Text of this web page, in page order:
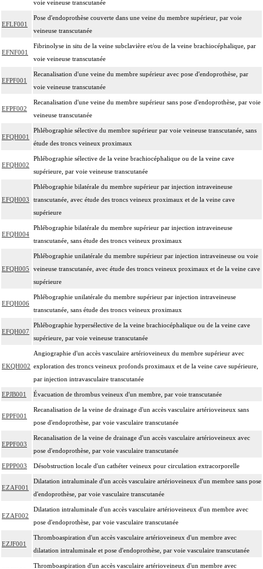
voie veineuse transcutanée
EFLF001
Pose d'endoprothèse couverte dans une veine du membre supérieur, par voie
veineuse transcutanée
EFNF001
Fibrinolyse in situ de la veine subclavière et/ou de la veine brachiocéphalique, par
voie veineuse transcutanée
EFPF001
Recanalisation d'une veine du membre supérieur avec pose d'endoprothèse, par
voie veineuse transcutanée
EFPF002
Recanalisation d'une veine du membre supérieur sans pose d'endoprothèse, par voie
veineuse transcutanée
EFQH001
Phlébographie sélective du membre supérieur par voie veineuse transcutanée, sans
étude des troncs veineux proximaux
EFQH002
Phlébographie sélective de la veine brachiocéphalique ou de la veine cave
supérieure, par voie veineuse transcutanée
EFQH003
Phlébographie bilatérale du membre supérieur par injection intraveineuse
transcutanée, avec étude des troncs veineux proximaux et de la veine cave
supérieure
EFQH004
Phlébographie bilatérale du membre supérieur par injection intraveineuse
transcutanée, sans étude des troncs veineux proximaux
EFQH005
Phlébographie unilatérale du membre supérieur par injection intraveineuse ou voie
veineuse transcutanée, avec étude des troncs veineux proximaux et de la veine cave
supérieure
EFQH006
Phlébographie unilatérale du membre supérieur par injection intraveineuse
transcutanée, sans étude des troncs veineux proximaux
EFQH007
Phlébographie hypersélective de la veine brachiocéphalique ou de la veine cave
supérieure, par voie veineuse transcutanée
EKQH002
Angiographie d'un accès vasculaire artérioveineux du membre supérieur avec
exploration des troncs veineux profonds proximaux et de la veine cave supérieure,
par injection intravasculaire transcutanée
EPJB001 Évacuation de thrombus veineux d'un membre, par voie transcutanée
EPPF001
Recanalisation de la veine de drainage d'un accès vasculaire artérioveineux sans
pose d'endoprothèse, par voie vasculaire transcutanée
EPPF003
Recanalisation de la veine de drainage d'un accès vasculaire artérioveineux avec
pose d'endoprothèse, par voie vasculaire transcutanée
EPPP003 Désobstruction locale d'un cathéter veineux pour circulation extracorporelle
EZAF001
Dilatation intraluminale d'un accès vasculaire artérioveineux d'un membre sans pose
d'endoprothèse, par voie vasculaire transcutanée
EZAF002
Dilatation intraluminale d'un accès vasculaire artérioveineux d'un membre avec
pose d'endoprothèse, par voie vasculaire transcutanée
EZJF001
Thromboaspiration d'un accès vasculaire artérioveineux d'un membre avec
dilatation intraluminale et pose d'endoprothèse, par voie vasculaire transcutanée
Thromboaspiration d'un accès vasculaire artérioveineux d'un membre avec